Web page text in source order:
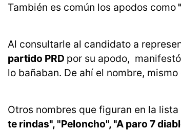
También es común los apodos como
Al consultarle al candidato a
partido PRD por su apodo,
lo bañaban. De ahí el nombre,
Otros nombres que figuran en la
te rindas", "Peloncho", "A paro 7